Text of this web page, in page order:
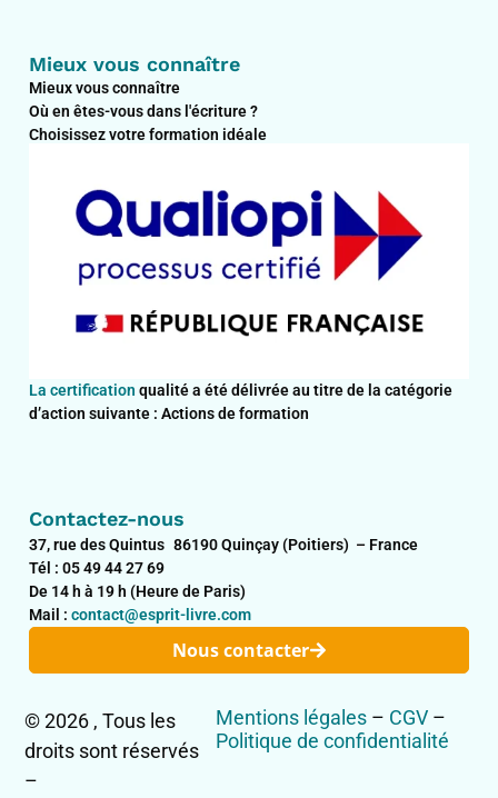
Mieux vous connaître
Mieux vous connaître
Où en êtes-vous dans l'écriture ?
Choisissez votre formation idéale
La certificationqualité a été délivrée au titre de la catégorie
d’action suivante : Actions de formation
Contactez-nous
37, rue des Quintus 86190 Quinçay (Poitiers) – France
Tél : 05 49 44 27 69
De 14 h à 19 h (Heure de Paris)
Mail :contact@esprit-livre.com
Nous contacter
© 2026 , Tous les
droits sont réservés
–
Mentions légales – CGV –
Politique de confidentialité